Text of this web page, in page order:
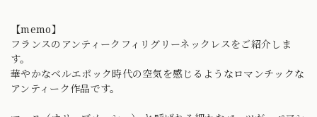
【memo】
フランスのアンティークフィリグリーネックレスをご紹介しま
す。
華やかなベルエポック時代の空気を感じるようなロマンチックな
アンティーク作品です。